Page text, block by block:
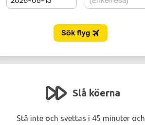
Slå köerna
Stå inte och svettas i 45 minuter och